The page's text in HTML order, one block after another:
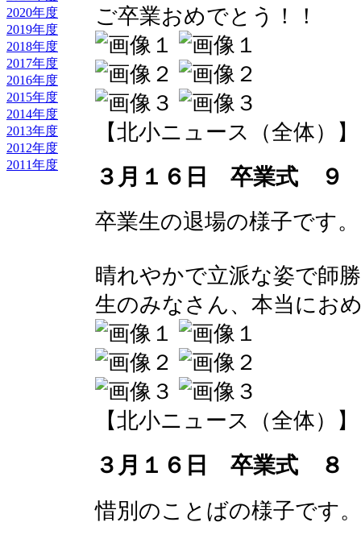
2020年度
2019年度
2018年度
2017年度
2016年度
2015年度
2014年度
2013年度
2012年度
2011年度
ご卒業おめでとう！！
【北小ニュース（全体）
３月１６日 卒業式 ９
卒業生の退場の様子です。
晴れやかで立派な姿で師
生のみなさん、本当にお
【北小ニュース（全体）
３月１６日 卒業式 ８
惜別のことばの様子です。